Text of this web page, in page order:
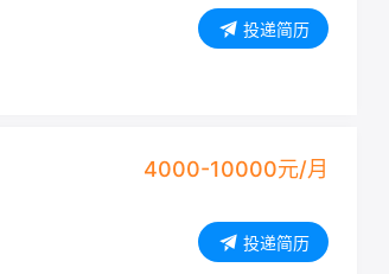
投递简历
4000-10000元/月
投递简历